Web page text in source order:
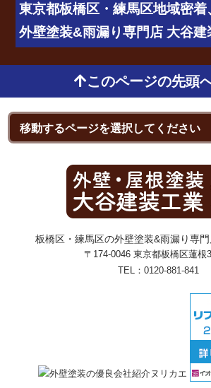
東京都板橋区・練馬区地域密
外壁塗装&雨漏り専門店 大谷建
このページの先頭
板橋区・練馬区の外壁塗装&雨漏り専
〒174-0046 東京都板橋区蓮根
TEL： 0120-881-841